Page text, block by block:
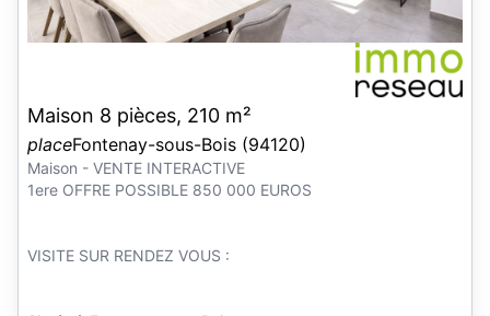
Maison 8 pièces, 210 m²
placeFontenay-sous-Bois (94120)
Maison - VENTE INTERACTIVE
1ere OFFRE POSSIBLE 850 000 EUROS
VISITE SUR RENDEZ VOUS :